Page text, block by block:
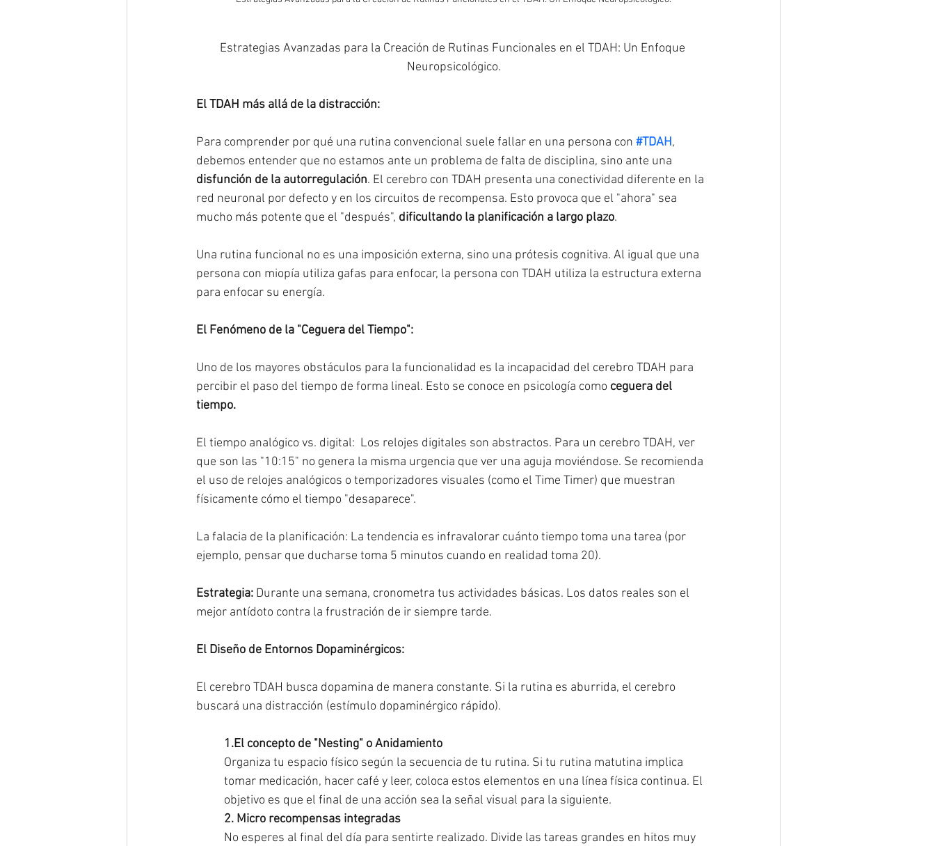
Estrategias Avanzadas para la Creación de Rutinas Funcionales en el TDAH: Un Enfoque
Neuropsicológico.
El TDAH más allá de la distracción:
Para comprender por qué una rutina convencional suele fallar en una persona con #TDAH,
debemos entender que no estamos ante un problema de falta de disciplina, sino ante una
disfunción de la autorregulación. El cerebro con TDAH presenta una conectividad diferente en la
red neuronal por defecto y en los circuitos de recompensa. Esto provoca que el "ahora" sea
mucho más potente que el "después", dificultando la planificación a largo plazo.
Una rutina funcional no es una imposición externa, sino una prótesis cognitiva. Al igual que una
persona con miopía utiliza gafas para enfocar, la persona con TDAH utiliza la estructura externa
para enfocar su energía.
El Fenómeno de la "Ceguera del Tiempo":
Uno de los mayores obstáculos para la funcionalidad es la incapacidad del cerebro TDAH para
percibir el paso del tiempo de forma lineal. Esto se conoce en psicología como ceguera del
tiempo.
El tiempo analógico vs. digital:  Los relojes digitales son abstractos. Para un cerebro TDAH, ver
que son las "10:15" no genera la misma urgencia que ver una aguja moviéndose. Se recomienda
el uso de relojes analógicos o temporizadores visuales (como el Time Timer) que muestran
físicamente cómo el tiempo "desaparece".
La falacia de la planificación: La tendencia es infravalorar cuánto tiempo toma una tarea (por
ejemplo, pensar que ducharse toma 5 minutos cuando en realidad toma 20).
Estrategia: Durante una semana, cronometra tus actividades básicas. Los datos reales son el
mejor antídoto contra la frustración de ir siempre tarde.
El Diseño de Entornos Dopaminérgicos:
El cerebro TDAH busca dopamina de manera constante. Si la rutina es aburrida, el cerebro
buscará una distracción (estímulo dopaminérgico rápido).
1.El concepto de "Nesting" o Anidamiento
Organiza tu espacio físico según la secuencia de tu rutina. Si tu rutina matutina implica
tomar medicación, hacer café y leer, coloca estos elementos en una línea física continua. El
objetivo es que el final de una acción sea la señal visual para la siguiente.
2. Micro recompensas integradas
No esperes al final del día para sentirte realizado. Divide las tareas grandes en hitos muy